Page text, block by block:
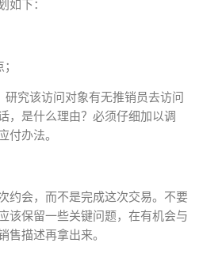
如下：
研究该访问对象有无推销员去访问
，是什么理由？必须仔细加以调
付办法。
约会，而不是完成这次交易。不要
该保留一些关键问题，在有机会与
售描述再拿出来。